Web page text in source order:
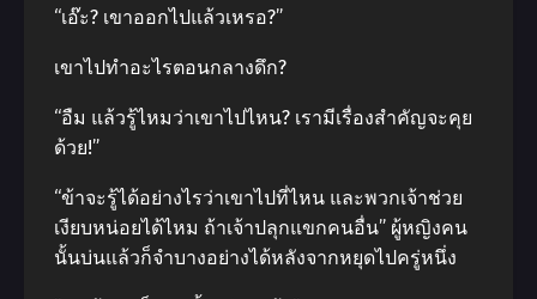
“เอ๊ะ? เขาออกไปแล้วเหรอ?”
เขาไปทําอะไรตอนกลางดึก?
“อืม แล้วรู้ไหมว่าเขาไปไหน? เรามีเรื่องสําคัญจะคุย
ด้วย!”
“ข้าจะรู้ได้อย่างไรว่าเขาไปที่ไหน และพวกเจ้าช่วย
เงียบหน่อยได้ไหม ถ้าเจ้าปลุกแขกคนอื่น” ผู้หญิงคน
นั้นบ่นแล้วก็จําบางอย่างได้หลังจากหยุดไปครู่หนึ่ง